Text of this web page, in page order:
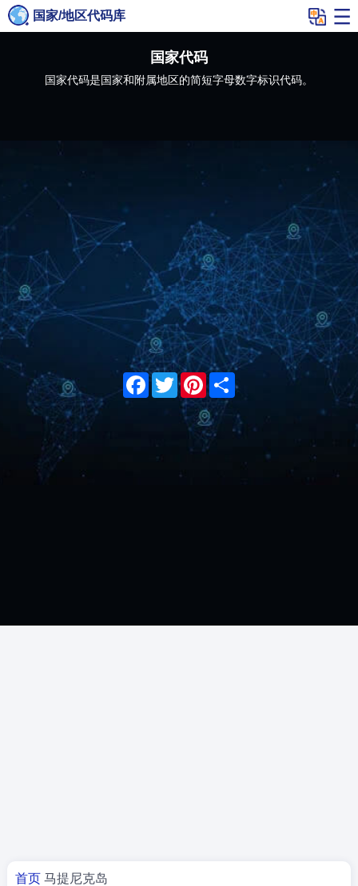
国家/地区代码库
国家代码
国家代码是国家和附属地区的简短字母数字标识代码。
Facebook
TwitterPinterest
Share
您的位置
首页 马提尼克岛